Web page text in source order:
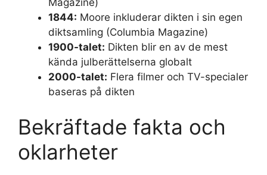
1844: Moore inkluderar dikten i sin egen
diktsamling (Columbia Magazine)
1900-talet: Dikten blir en av de mest
kända julberättelserna globalt
2000-talet: Flera filmer och TV-specialer
baseras på dikten
Bekräftade fakta och
oklarheter